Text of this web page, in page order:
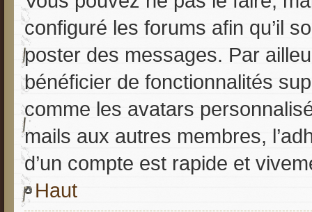
configuré les forums afin qu’il
poster des messages. Par
bénéficier de fonctionnalités
comme les avatars
mails aux autres membres,
d’un compte est rapide et
Haut